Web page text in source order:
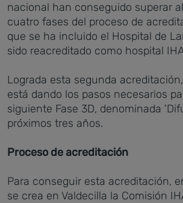
nacional han conseguido superar
cuatro fases del proceso de
que se ha incluido el Hospital de
sido reacreditado como hospital
Lograda esta segunda
está dando los pasos necesarios
siguiente Fase 3D, denominada
próximos tres años.
Proceso de acreditación
Para conseguir esta acreditación,
se crea en Valdecilla la Comisión